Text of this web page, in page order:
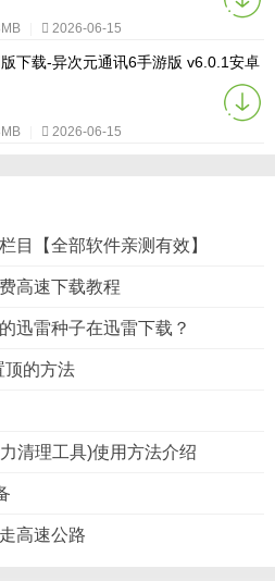
2026-06-15
下载-异次元通讯6手游版 v6.0.1安卓
2026-06-15
目【全部软件亲测有效】
高速下载教程
迅雷种子在迅雷下载？
顶的方法
清理工具)使用方法介绍
高速公路